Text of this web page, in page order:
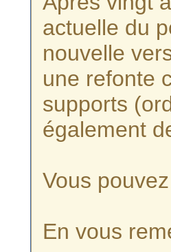
actuelle du
nouvelle
une refonte
supports
également
Vous
En vous